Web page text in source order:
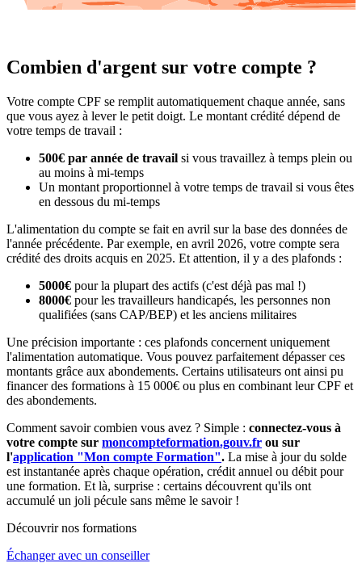
Combien d'argent sur votre compte ?
Votre compte CPF se remplit automatiquement chaque année, sans
que vous ayez à lever le petit doigt. Le montant crédité dépend de
votre temps de travail :
500€ par année de travail si vous travaillez à temps plein ou
au moins à mi-temps
Un montant proportionnel à votre temps de travail si vous êtes
en dessous du mi-temps
L'alimentation du compte se fait en avril sur la base des données de
l'année précédente. Par exemple, en avril 2026, votre compte sera
crédité des droits acquis en 2025. Et attention, il y a des plafonds :
5000€ pour la plupart des actifs (c'est déjà pas mal !)
8000€ pour les travailleurs handicapés, les personnes non
qualifiées (sans CAP/BEP) et les anciens militaires
Une précision importante : ces plafonds concernent uniquement
l'alimentation automatique. Vous pouvez parfaitement dépasser ces
montants grâce aux abondements. Certains utilisateurs ont ainsi pu
financer des formations à 15 000€ ou plus en combinant leur CPF et
des abondements.
Comment savoir combien vous avez ? Simple : connectez-vous à
votre compte sur moncompteformation.gouv.fr ou sur
l'application "Mon compte Formation". La mise à jour du solde
est instantanée après chaque opération, crédit annuel ou débit pour
une formation. Et là, surprise : certains découvrent qu'ils ont
accumulé un joli pécule sans même le savoir !
Découvrir nos formations
Échanger avec un conseiller